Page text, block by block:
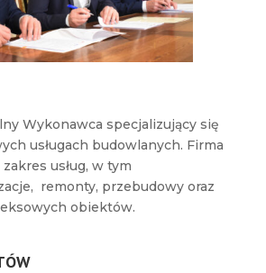
Wykonawca specjalizujący się
usługach budowlanych. Firma
usług, w tym
remonty, przebudowy oraz
obiektów.